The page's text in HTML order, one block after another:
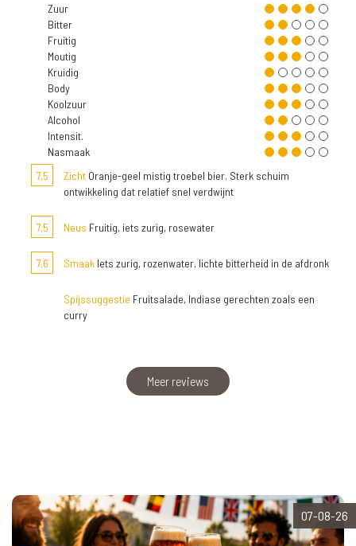
Zuur
Bitter
Fruitig
Moutig
Kruidig
Body
Koolzuur
Alcohol
Intensit.
Nasmaak
7,5
Zicht Oranje-geel mistig troebel bier. Sterk schuim
ontwikkeling dat relatief snel verdwijnt
7,5 Neus Fruitig, iets zurig, rosewater
7,6 Smaak Iets zurig, rozenwater, lichte bitterheid in de afdronk
Spijssuggestie Fruitsalade, Indiase gerechten zoals een
curry
Meer reviews
07-08-26